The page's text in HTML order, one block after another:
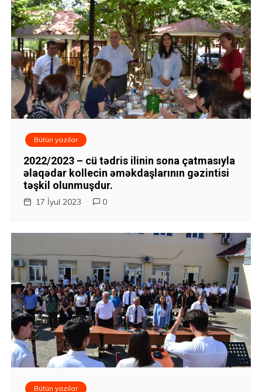
n
a
v
i
y
a
s
ı
Bütün yazılar
2022/2023 – cü tədris ilinin sona çatmasıyla
əlaqədar kollecin əməkdaşlarının gəzintisi
təşkil olunmuşdur.
17 İyul 2023 0
Bütün yazılar